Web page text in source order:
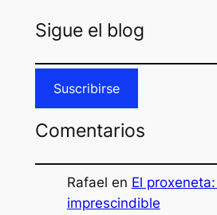
Sigue el blog
Suscribirse
Comentarios
Rafael en El
imprescindible